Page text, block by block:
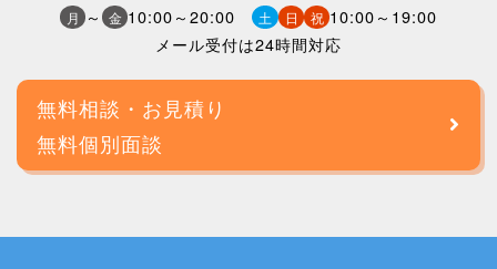
月 ～ 金 10:00～20:00 土 日 祝 10:00～19:00
メール受付は24時間対応
無料相談・お見積り
無料個別面談